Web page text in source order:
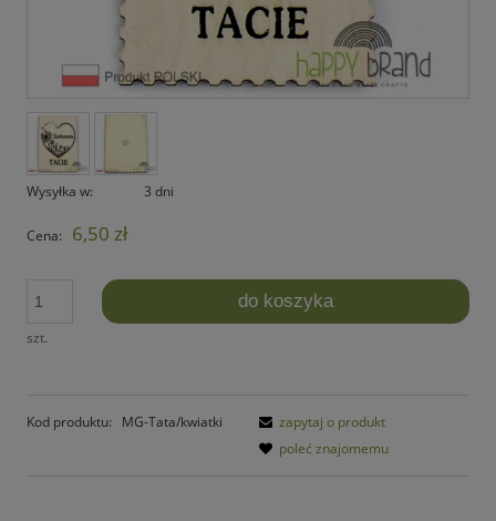
Wysyłka w: 3 dni
Cena: 6,50 zł
szt.
do koszyka
Kod produktu: MG-Tata/kwiatki
zapytaj o produkt
poleć znajomemu